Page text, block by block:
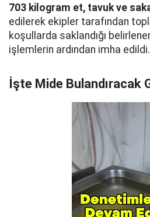
703 kilogram et, tavuk ve
edilerek ekipler tarafından
koşullarda saklandığı
işlemlerin ardından imha edildi.
İşte Mide Bulandıracak